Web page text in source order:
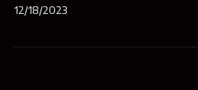
12/18/2023